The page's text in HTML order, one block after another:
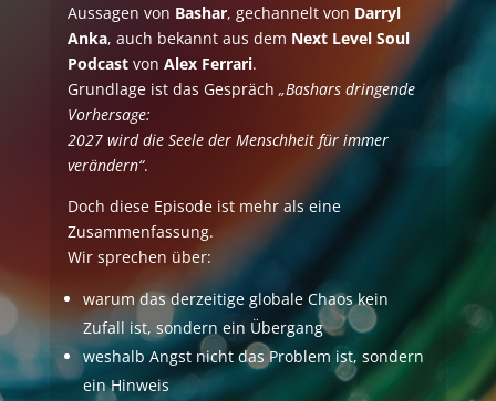
Aussagen von Bashar, gechannelt von Darryl
Anka, auch bekannt aus dem Next Level Soul
Podcastvon Alex Ferrari.
Grundlage ist das Gespräch „Bashars dringende
Vorhersage:
2027 wird die Seele der Menschheit für immer
verändern“.
Doch diese Episode ist mehr als eine
Zusammenfassung.
Wir sprechen über:
warum das derzeitige globale Chaos kein
Zufall ist, sondern ein Übergang
weshalb Angst nicht das Problem ist, sondern
ein Hinweis